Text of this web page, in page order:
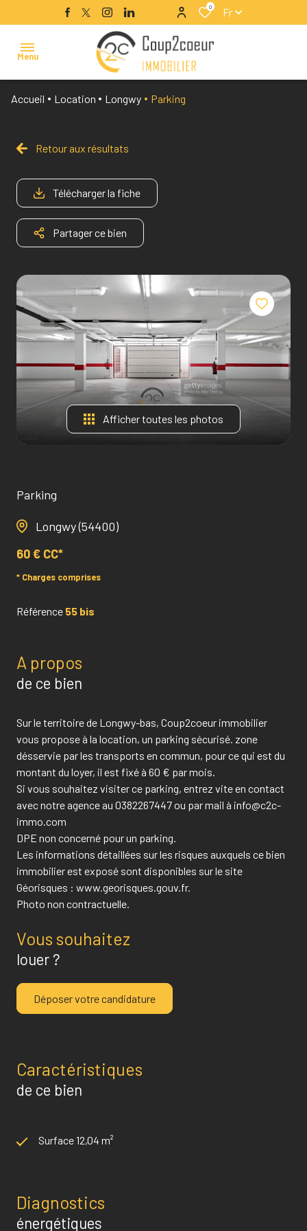
0 Fr
Menu
acheter
estimer
gérer
vendre
nos
services
recrutons
Accueil Location Longwy Parking
Retour aux résultats
Télécharger la fiche
Partager ce bien
Afficher toutes les photos
Parking
Longwy (54400)
60 € CC*
* Charges comprises
Référence 55 bis
A propos
de ce bien
Sur le territoire de Longwy-bas, Coup2coeur immobilier
vous propose à la location, un parking sécurisé. zone
désservie par les transports en commun, pour ce qui est du
montant du loyer, il est fixé à 60 € par mois.
Si vous souhaitez visiter ce parking, entrez vite en contact
avec notre agence au 0382267447 ou par mail à info@c2c-
immo.com
DPE non concerné pour un parking.
Les informations détaillées sur les risques auxquels ce bien
immobilier est exposé sont disponibles sur le site
Géorisques : www.georisques.gouv.fr.
Photo non contractuelle.
Vous souhaitez
louer ?
Déposer votre candidature
Caractéristiques
de ce bien
Surface 12,04 m²
Diagnostics
énergétiques